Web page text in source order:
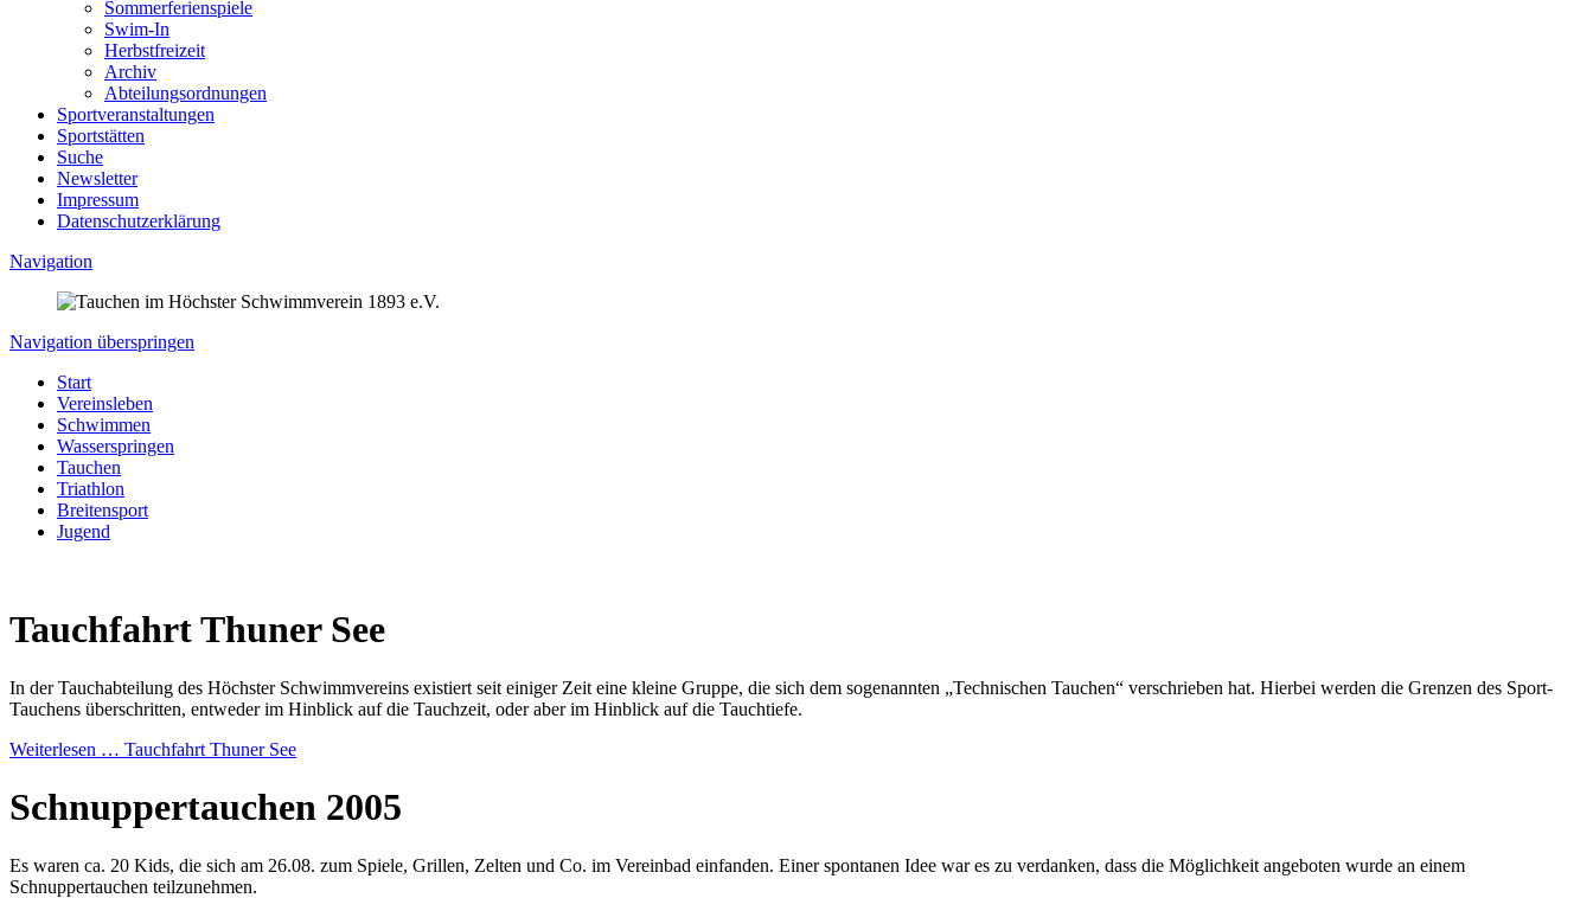
Sommerferienspiele
Swim-In
Herbstfreizeit
Archiv
Abteilungsordnungen
Sportveranstaltungen
Sportstätten
Suche
Newsletter
Impressum
Datenschutzerklärung
Navigation
Navigation überspringen
Start
Vereinsleben
Schwimmen
Wasserspringen
Tauchen
Triathlon
Breitensport
Jugend
Tauchfahrt Thuner See
In der Tauchabteilung des Höchster Schwimmvereins existiert seit einiger Zeit eine kleine Gruppe, die sich dem sogenannten „Technischen Tauchen“ verschrieben hat. Hierbei werden die Grenzen des Sport-
Tauchens überschritten, entweder im Hinblick auf die Tauchzeit, oder aber im Hinblick auf die Tauchtiefe.
Weiterlesen … Tauchfahrt Thuner See
Schnuppertauchen 2005
Es waren ca. 20 Kids, die sich am 26.08. zum Spiele, Grillen, Zelten und Co. im Vereinbad einfanden. Einer spontanen Idee war es zu verdanken, dass die Möglichkeit angeboten wurde an einem
Schnuppertauchen teilzunehmen.